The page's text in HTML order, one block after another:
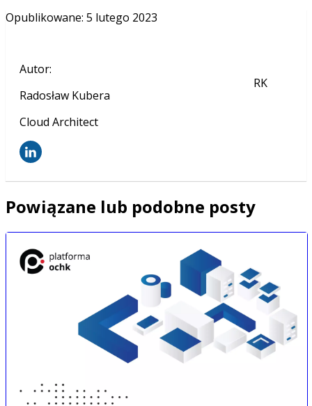
Opublikowane: 5 lutego 2023
Autor:
Radosław Kubera
Cloud Architect
RK
Powiązane lub podobne posty